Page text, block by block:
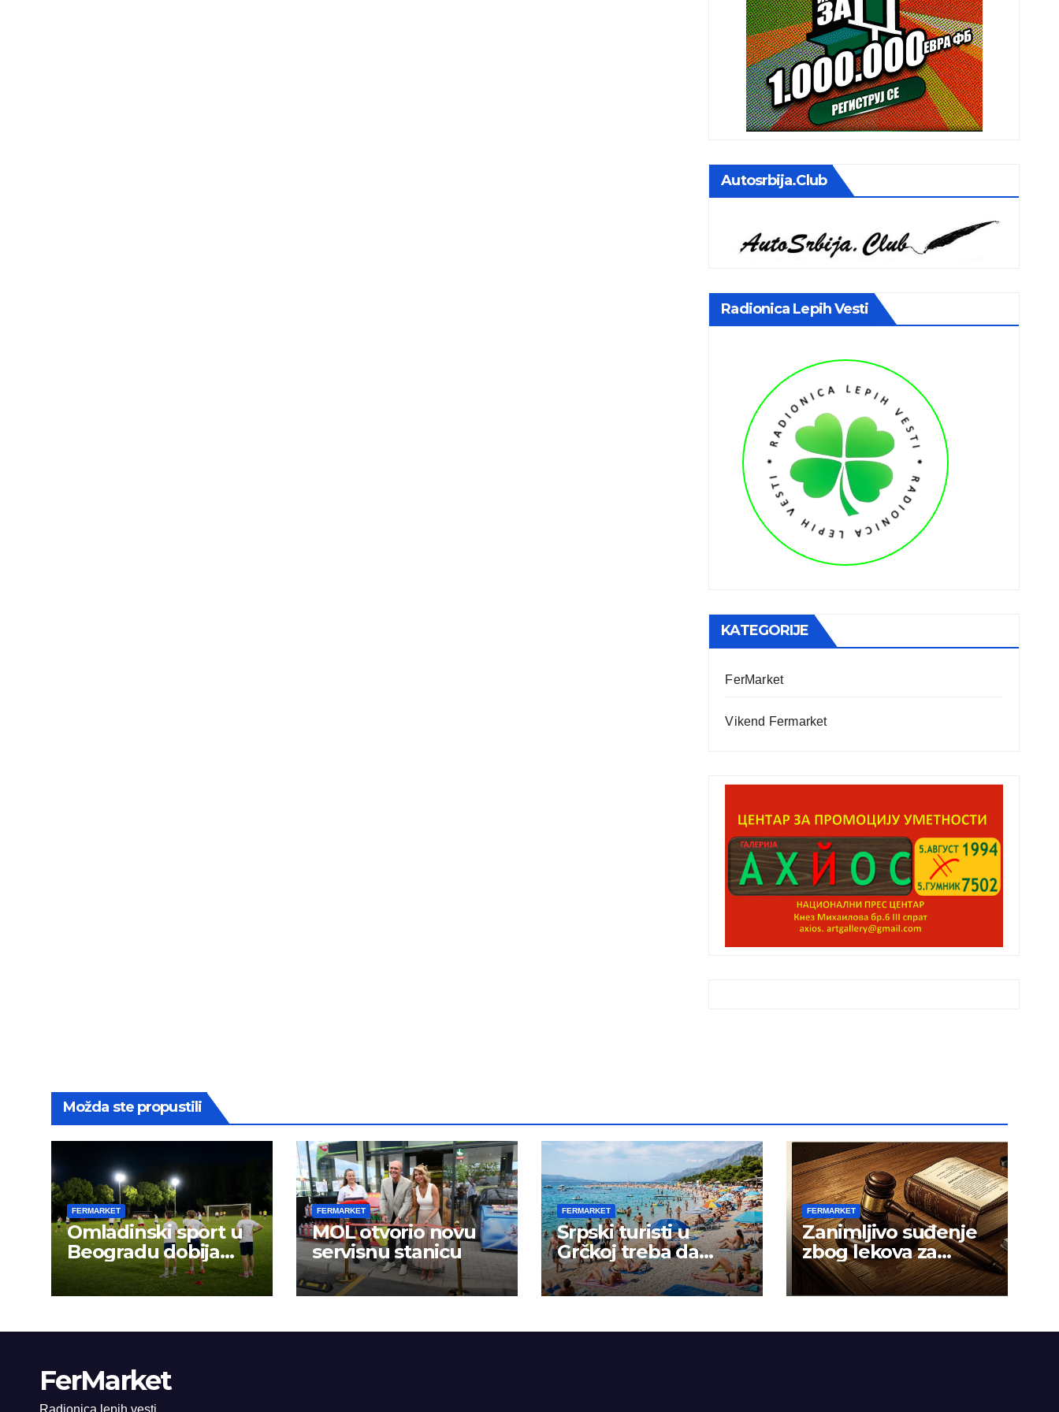
Autosrbija.club
Radionica Lepih Vesti
KATEGORIJE
FerMarket
Vikend Fermarket
Možda ste propustili
FERMARKET
Omladinski sport u
Beogradu dobija
novu energiju:
FERMARKET
MOL otvorio novu
servisnu stanicu
FERMARKET
Srpski turisti u
Grčkoj treba da
budu na oprezu
FERMARKET
Zanimljivo suđenje
zbog lekova za
gojaznost
FerMarket
Radionica lepih vesti